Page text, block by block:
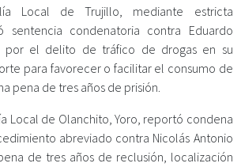
Local de Trujillo, mediante estricta
sentencia condenatoria contra Eduardo
por el delito de tráfico de drogas en su
para favorecer o facilitar el consumo de
pena de tres años de prisión.
Local de Olanchito, Yoro, reportó condena
abreviado contra Nicolás Antonio
de tres años de reclusión, localización